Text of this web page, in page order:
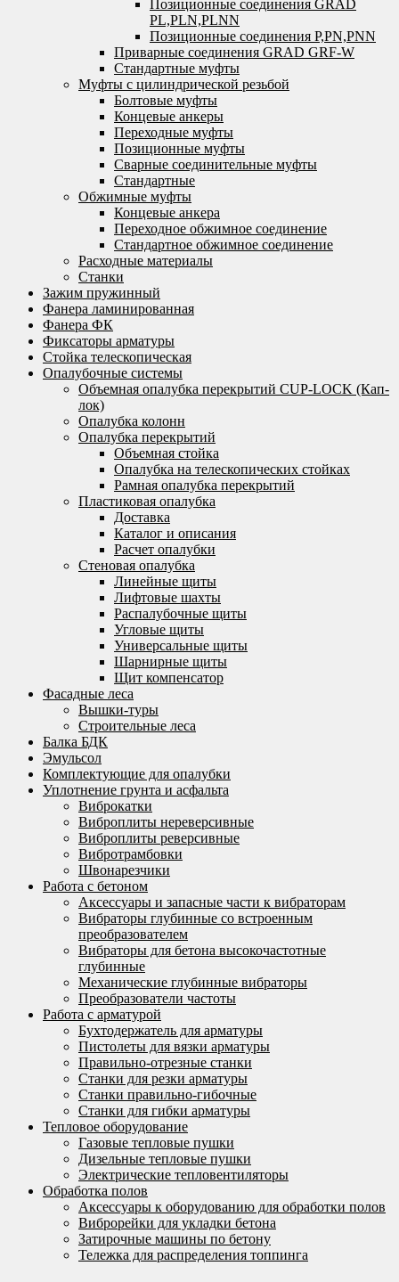
Позиционные соединения GRAD
PL,PLN,PLNN
Позиционные соединения P,PN,PNN
Приварные соединения GRAD GRF-W
Стандартные муфты
Муфты с цилиндрической резьбой
Болтовые муфты
Концевые анкеры
Переходные муфты
Позиционные муфты
Сварные соединительные муфты
Стандартные
Обжимные муфты
Концевые анкера
Переходное обжимное соединение
Стандартное обжимное соединение
Расходные материалы
Станки
Зажим пружинный
Фанера ламинированная
Фанера ФК
Фиксаторы арматуры
Стойка телескопическая
Опалубочные системы
Объемная опалубка перекрытий CUP-LOCK (Кап-
лок)
Опалубка колонн
Опалубка перекрытий
Объемная стойка
Опалубка на телескопических стойках
Рамная опалубка перекрытий
Пластиковая опалубка
Доставка
Каталог и описания
Расчет опалубки
Стеновая опалубка
Линейные щиты
Лифтовые шахты
Распалубочные щиты
Угловые щиты
Универсальные щиты
Шарнирные щиты
Щит компенсатор
Фасадные леса
Вышки-туры
Строительные леса
Балка БДК
Эмульсол
Комплектующие для опалубки
Уплотнение грунта и асфальта
Виброкатки
Виброплиты нереверсивные
Виброплиты реверсивные
Вибротрамбовки
Швонарезчики
Работа с бетоном
Аксессуары и запасные части к вибраторам
Вибраторы глубинные со встроенным
преобразователем
Вибраторы для бетона высокочастотные
глубинные
Механические глубинные вибраторы
Преобразователи частоты
Работа с арматурой
Бухтодержатель для арматуры
Пистолеты для вязки арматуры
Правильно-отрезные станки
Станки для резки арматуры
Станки правильно-гибочные
Станки для гибки арматуры
Тепловое оборудование
Газовые тепловые пушки
Дизельные тепловые пушки
Электрические тепловентиляторы
Обработка полов
Аксессуары к оборудованию для обработки полов
Виброрейки для укладки бетона
Затирочные машины по бетону
Тележка для распределения топпинга